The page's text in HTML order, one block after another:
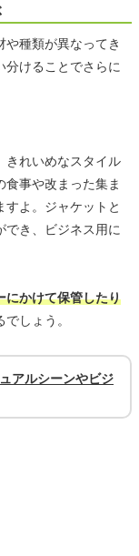
種類が異なってき
分けることでさらに
きれいめなスタイル
事や改まった集ま
すよ。ジャケットと
でき、ビジネス用に
にかけて保管したり
でしょう。
アルシーンやビジ